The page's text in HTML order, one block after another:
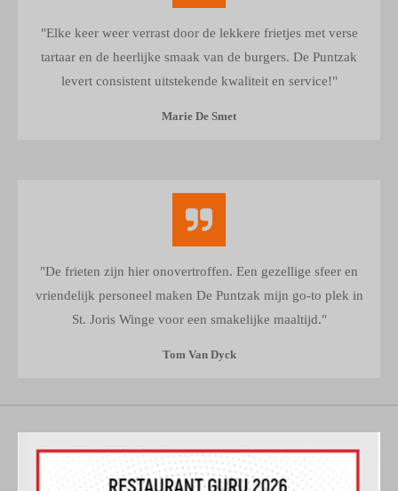
"Elke keer weer verrast door de lekkere frietjes met verse
tartaar en de heerlijke smaak van de burgers. De Puntzak
levert consistent uitstekende kwaliteit en service!"
Marie De Smet
"De frieten zijn hier onovertroffen. Een gezellige sfeer en
vriendelijk personeel maken De Puntzak mijn go-to plek in
St. Joris Winge voor een smakelijke maaltijd."
Tom Van Dyck